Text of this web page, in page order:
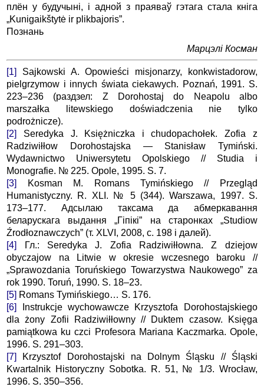
плён у будучыні, і адной з праяваў гэтага стала кніга
„Kunigaikštytė ir plikbajoris”.
Познань
Марцэлі Косман
[1]
Sajkowski A. Opowieści misjonarzy, konkwistadorow,
pielgrzymow i innych świata ciekawych. Poznań, 1991. S.
223–236 (раздзел: Z Dorohostaj do Neapolu albo
marszałka litewskiego doświadczenia nie tylko
podrożnicze).
[2]
Seredyka J. Księżniczka i chudopachołek. Zofia z
Radziwiłłow Dorohostajska — Stanisław Tymiński.
Wydawnictwo Uniwersytetu Opolskiego // Studia i
Monografie. № 225. Opole, 1995. S. 7.
[3]
Kosman M. Romans Tymińskiego // Przegląd
Humanistyczny. R. XLI. № 5 (344). Warszawa, 1997. S.
173–177. Адсылаю таксама да абмеркавання
беларускага выдання „Гіпікі” на старонках „Studiow
Źrodłoznawczych” (т. XLVI, 2008, с. 198 і далей).
[4]
Гл.: Seredyka J. Zofia Radziwiłłowna. Z dziejow
obyczajow na Litwie w okresie wczesnego baroku //
„Sprawozdania Toruńskiego Towarzystwa Naukowego” za
rok 1990. Toruń, 1990. S. 18–23.
[5] Romans Tymińskiego… S. 176.
[6]
Instrukcje wychowawcze Krzysztofa Dorohostajskiego
dla żony Zofii Radziwiłłowny // Duktem czasow. Księga
pamiątkowa ku czci Profesora Mariana Kaczmarka. Opole,
1996. S. 291–303.
[7]
Krzysztof Dorohostajski na Dolnym Śląsku // Śląski
Kwartalnik Historyczny Sobotka. R. 51, № 1/3. Wrocław,
1996. S. 350–356.